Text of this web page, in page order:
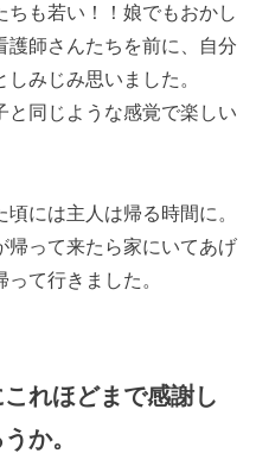
ちも若い！！娘でもおかし
護師さんたちを前に、自分
みじみ思いました。
と同じような感覚で楽しい
には主人は帰る時間に。
帰って来たら家にいてあげ
て行きました。
れほどまで感謝し
か。